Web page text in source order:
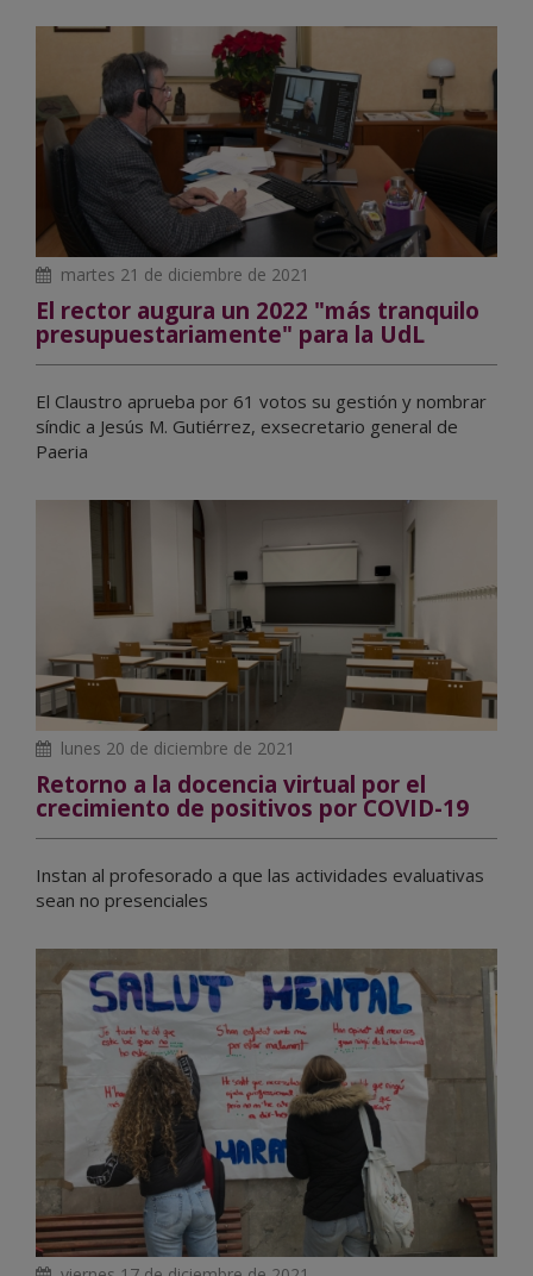
martes 21 de diciembre de 2021
El rector augura un 2022 "más tranquilo
presupuestariamente" para la UdL
El Claustro aprueba por 61 votos su gestión y nombrar
síndic a Jesús M. Gutiérrez, exsecretario general de
Paeria
lunes 20 de diciembre de 2021
Retorno a la docencia virtual por el
crecimiento de positivos por COVID-19
Instan al profesorado a que las actividades evaluativas
sean no presenciales